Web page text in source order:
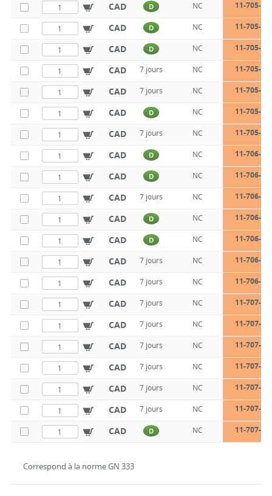
CAD D NC 11-705-
CAD D NC 11-705-
CAD D NC 11-705-
CAD 7 jours NC 11-705-
CAD 7 jours NC 11-705-
CAD D NC 11-705-
CAD 7 jours NC 11-705-
CAD D NC 11-706-
CAD D NC 11-706-
CAD 7 jours NC 11-706-
CAD D NC 11-706-
CAD D NC 11-706-
CAD 7 jours NC 11-706-
CAD 7 jours NC 11-706-
CAD 7 jours NC 11-707-
CAD 7 jours NC 11-707-
CAD 7 jours NC 11-707-
CAD 7 jours NC 11-707-
CAD 7 jours NC 11-707-
CAD 7 jours NC 11-707-
CAD D NC 11-707-
Correspond à la norme GN 333